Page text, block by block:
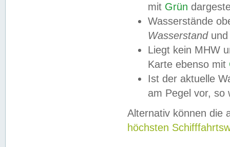
mit Grün
Wasserstände
Wasserstandund
Liegt kein MHW
Karte ebenso mit
Ist der aktuelle
am Pegel vor,
Alternativ können die
höchsten